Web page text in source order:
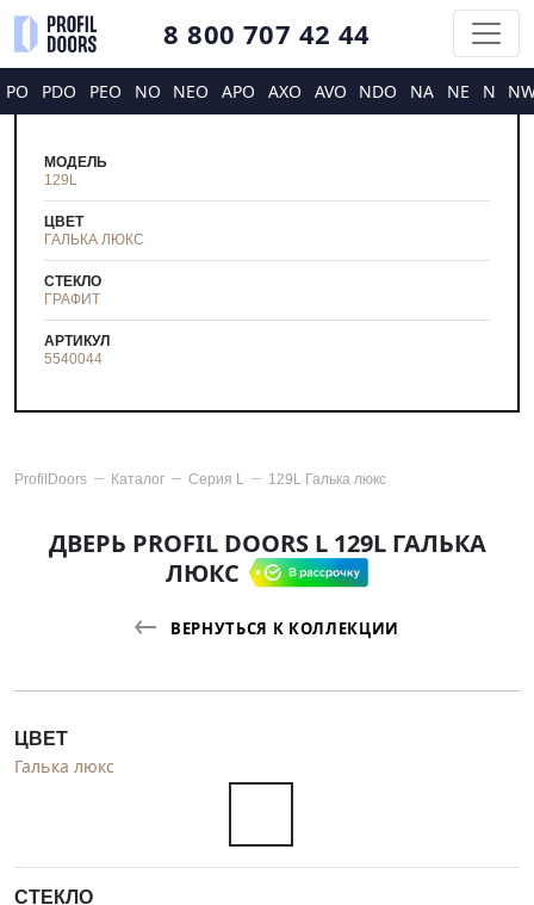
8 800 707 42 44
PO PDO PEO NO NEO APO AXO AVO NDO NA NE N
МОДЕЛЬ
129L
ЦВЕТ
ГАЛЬКА ЛЮКС
СТЕКЛО
ГРАФИТ
АРТИКУЛ
5540044
ProfilDoors Каталог Серия L 129L Галька люкс
ДВЕРЬ PROFIL DOORS L 129L ГАЛЬКА
ЛЮКС
ВЕРНУТЬСЯ К КОЛЛЕКЦИИ
ЦВЕТ
Галька люкс
СТЕКЛО